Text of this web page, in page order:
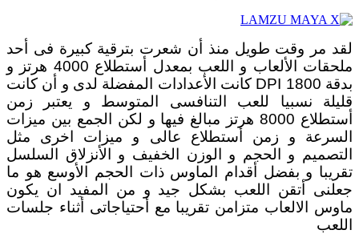
لقد مر وقت طويل منذ أن شعرت بترقية كبيرة فى أحد
ملحقات الألعاب و اللعب بمعدل أستطلاع 4000 هرتز و
بدقة 1800 DPI كانت الأعدادات المفضلة لدى و أن كانت
قليلة نسبيا للعب التنافسى المتوسط و يعتبر زمن
أستطلاع 8000 هرتز مبالغ فيها و لكن الجمع بين ميزات
السرعة و زمن أستطلاع عالى و ميزات اخرى مثل
التصميم و الحجم و الوزن الخفيف و الأنزلاق السلسل
تقريبا و بفضل أقدام الماوس ذات الحجم الأوسع هو ما
جعلنى أتقن اللعب بشكل جيد و من المفيد ان يكون
ماوس الالعاب متزامن تقريبا مع أحتياجاتى أثناء جلسات
اللعب